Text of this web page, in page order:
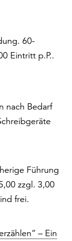
60-
Eintritt p.P..
nach Bedarf
Führung
zzgl. 3,00
frei.
– Ein